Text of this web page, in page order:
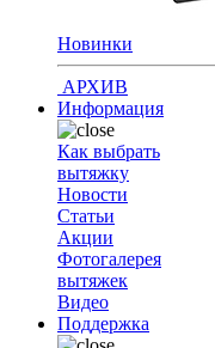
Новинки
АРХИВ
Информация
Как выбрать
вытяжку
Новости
Статьи
Акции
Фотогалерея
вытяжек
Видео
Поддержка